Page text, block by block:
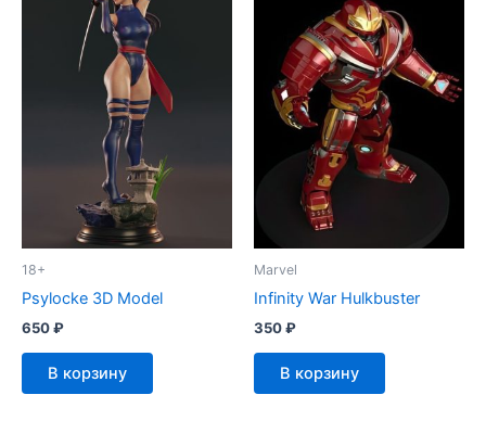
18+
Psylocke 3D Model
650₽
В корзину
Marvel
Infinity War Hulkbuster
350₽
В корзину